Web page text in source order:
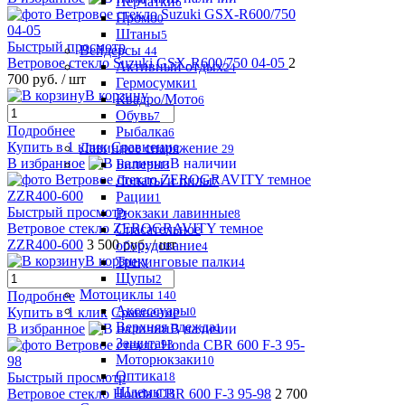
Промо0
Штаны5
Вейдерсы 44
Активный отдых24
Гермосумки1
Квадро/Мото6
Обувь7
Рыбалка6
Лавинное снаряжение 29
Биперы3
Лопаты и пилы7
Рации1
Рюкзаки лавинные8
Спасательное
оборудование4
Трекинговые палки4
Щупы2
Мотоциклы 140
Аксессуары0
Верхняя одежда1
Защита93
Моторюкзаки10
Оптика18
Шлемы18
Быстрый просмотр
Ветровое стекло Suzuki GSX-R600/750 04-05 2
700 руб. / шт
В корзину
Подробнее
Купить в 1 клик Сравнение
В избранное
В наличии
Быстрый просмотр
Ветровое стекло ZEROGRAVITY темное
ZZR400-600 3 500 руб./ шт
В корзину
Подробнее
Купить в 1 клик Сравнение
В избранное
В наличии
Быстрый просмотр
Ветровое стекло Honda CBR 600 F-3 95-98 2 700